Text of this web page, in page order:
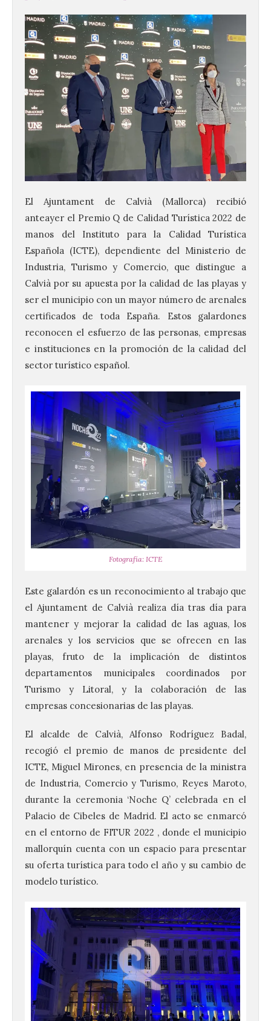
El Ajuntament de Calvià (Mallorca) recibió
anteayer el Premio Q de Calidad Turística 2022 de
manos del Instituto para la Calidad Turística
Española (ICTE), dependiente del Ministerio de
Industria, Turismo y Comercio, que distingue a
Calvià por su apuesta por la calidad de las playas y
ser el municipio con un mayor número de arenales
certificados de toda España. Estos galardones
reconocen el esfuerzo de las personas, empresas
e instituciones en la promoción de la calidad del
sector turístico español.
Fotografía: ICTE
Este galardón es un reconocimiento al trabajo que
el Ajuntament de Calvià realiza día tras día para
mantener y mejorar la calidad de las aguas, los
arenales y los servicios que se ofrecen en las
playas, fruto de la implicación de distintos
departamentos municipales coordinados por
Turismo y Litoral, y la colaboración de las
empresas concesionarias de las playas.
El alcalde de Calvià, Alfonso Rodríguez Badal,
recogió el premio de manos de presidente del
ICTE, Miguel Mirones, en presencia de la ministra
de Industria, Comercio y Turismo, Reyes Maroto,
durante la ceremonia ‘Noche Q’ celebrada en el
Palacio de Cibeles de Madrid. El acto se enmarcó
en el entorno de FITUR 2022 , donde el municipio
mallorquín cuenta con un espacio para presentar
su oferta turística para todo el año y su cambio de
modelo turístico.